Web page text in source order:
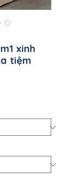
xinh
tiệm